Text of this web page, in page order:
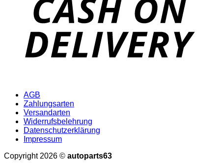
AGB
Zahlungsarten
Versandarten
Widerrufsbelehrung
Datenschutzerklärung
Impressum
Copyright 2026 © autoparts63